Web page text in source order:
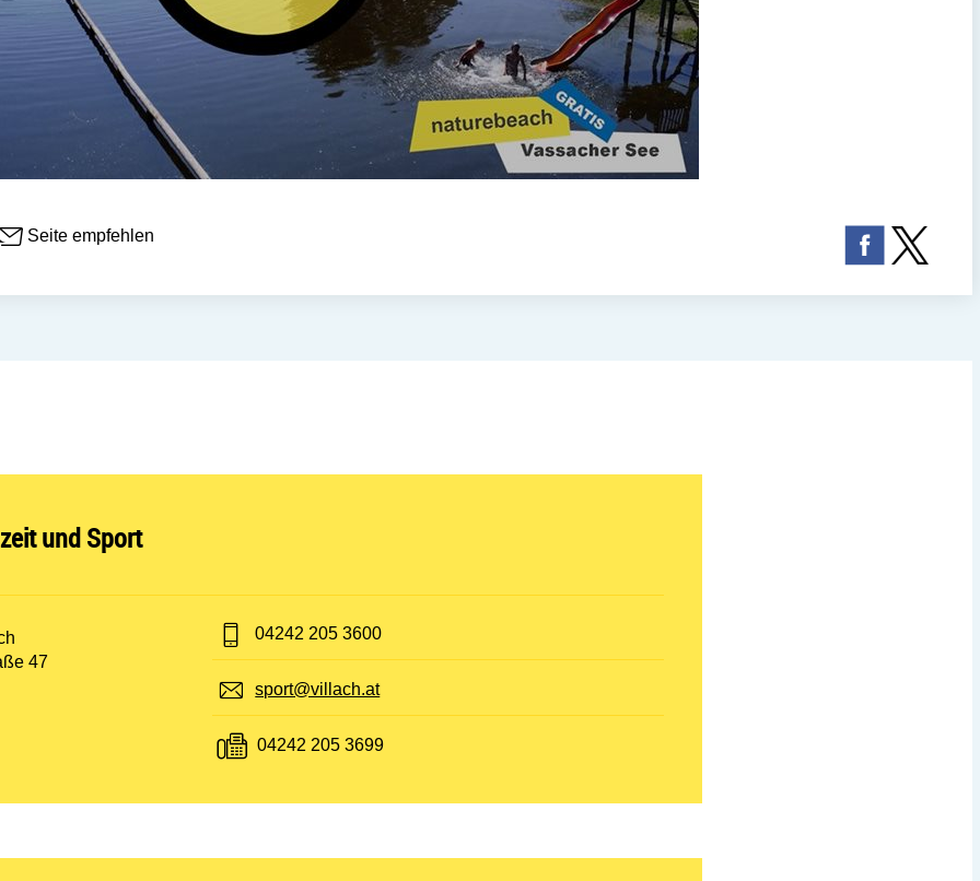
Seite empfehlen
und Sport
47
Telefon:
04242 205 3600
E-Mail:
sport@villach.at
Fax:
04242 205 3699